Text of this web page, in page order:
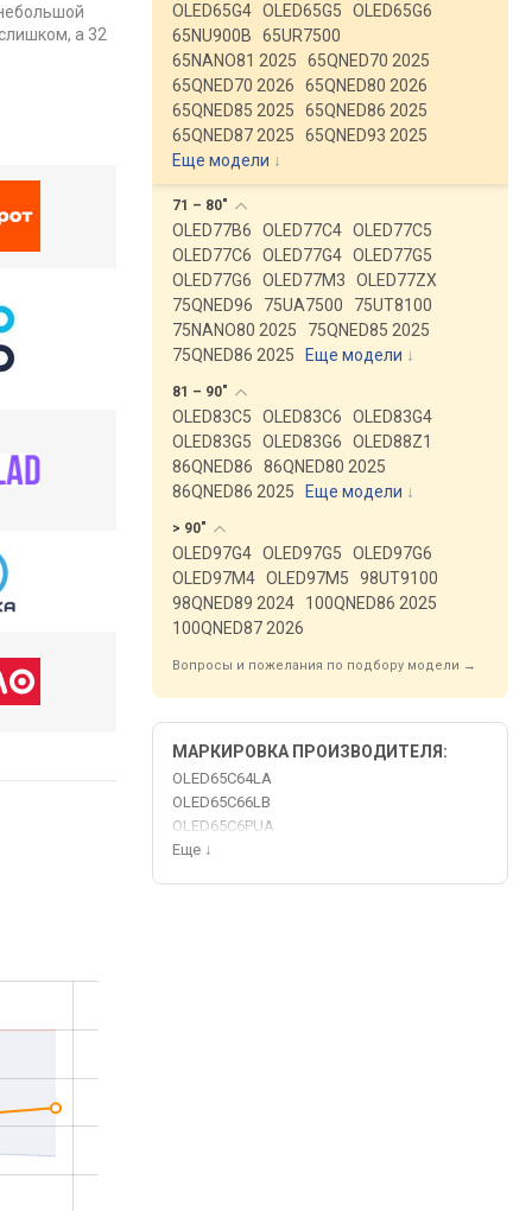
а 32
OLED65G4 OLED65G5
OLED65G6
65NU900B
65UR7500
65NANO81 2025
65QNED70 2025
65QNED70 2026
65QNED80 2026
65QNED85 2025
65QNED86 2025
65QNED87 2025
65QNED93 2025
Еще модели ↓
71 – 80"
OLED77B6 OLED77C4 OLED77C5
OLED77C6
OLED77G4 OLED77G5
OLED77G6
OLED77M3
OLED77ZX
75QNED96
75UA7500
75UT8100
75NANO80 2025
75QNED85 2025
75QNED86 2025
Еще модели ↓
81 – 90"
OLED83C5 OLED83C6
OLED83G4
OLED83G5
OLED83G6
OLED88Z1
86QNED86
86QNED80 2025
86QNED86 2025
Еще модели ↓
> 90"
OLED97G4 OLED97G5
OLED97G6
OLED97M4 OLED97M5
98UT9100
98QNED89 2024
100QNED86 2025
100QNED87 2026
Вопросы и пожелания по подбору модели →
МАРКИРОВКА ПРОИЗВОДИТЕЛЯ:
OLED65C64LA
OLED65C66LB
OLED65C6PUA
Еще ↓